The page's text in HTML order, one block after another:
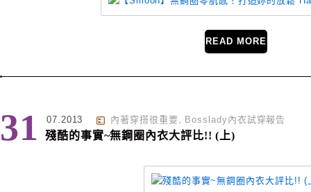
READ MORE
31 07.2013 內著穿搭很重要, Bosslady內衣試穿報告
殘酷的事實~無鋼圈內衣大評比!! (上)